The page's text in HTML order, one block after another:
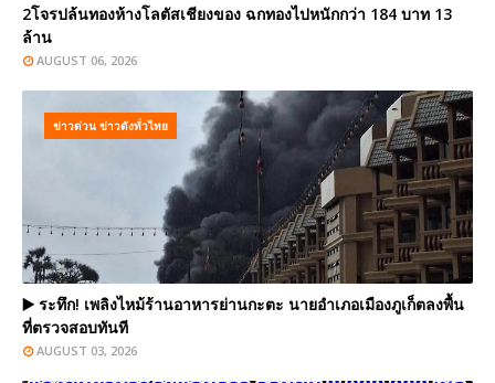
2โจรปล้นทองห้างโลตัสเชียงของ ฉกทองไปหนักกว่า 184 บาท 13
ล้าน
AUGUST 06, 2026
ข่าวด่วน ข่าวดังทั่วไทย
▶️ ระทึก! เพลิงไหม้ร้านอาหารย่านกะตะ นายอำเภอเมืองภูเก็ตลงพื้น
ที่ตรวจสอบทันที
AUGUST 03, 2026